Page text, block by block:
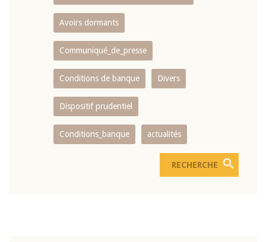
Avoirs dormants
Communiqué_de_presse
Conditions de banque Divers
Dispositif prudentiel
Conditions_banque actualités